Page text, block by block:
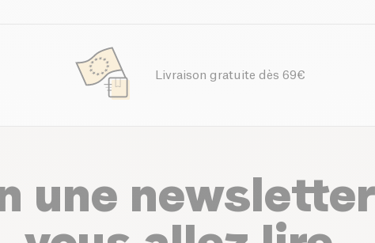
Livraison gratuite dès 69€
une